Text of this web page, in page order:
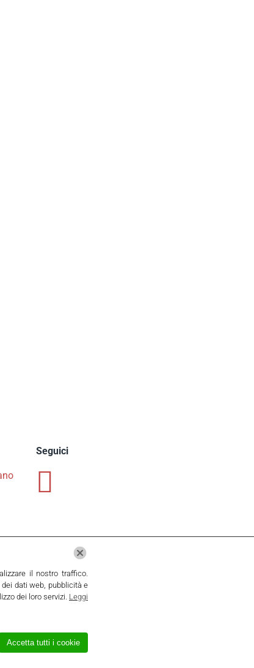
Seguici
il nostro traffico.
dati web, pubblicità e
dei loro servizi. Leggi
Accetta tutti i cookie